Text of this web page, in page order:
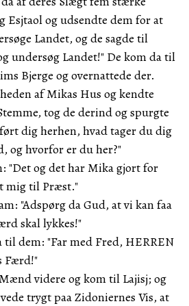
Esjtaol og udsendte dem for at
Landet, og de sagde til
undersøg Landet!" De kom da til
Bjerge og overnattede der.
af Mikas Hus og kendte
tog de derind og spurgte
dig herhen, hvad tager du dig
og hvorfor er du her?"
"Det og det har Mika gjort for
mig til Præst."
"Adspørg da Gud, at vi kan faa
skal lykkes!"
til dem: "Far med Fred, HERREN
Færd!"
videre og kom til Lajisj; og
trygt paa Zidoniernes Vis, at